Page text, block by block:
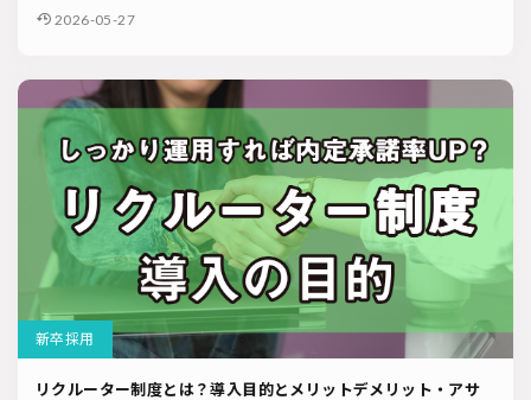
2026-05-27
新卒採用
リクルーター制度とは？導入目的とメリットデメリット・アサ